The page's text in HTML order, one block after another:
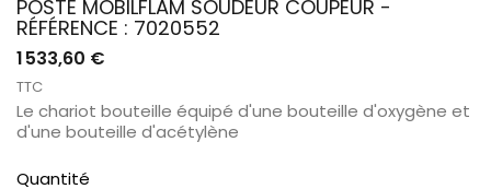
POSTE MOBILFLAM SOUDEUR COUPEUR -
RÉFÉRENCE : 7020552
1 533,60 €
TTC
Le chariot bouteille équipé d'une bouteille d'oxygène et
d'une bouteille d'acétylène
Quantité